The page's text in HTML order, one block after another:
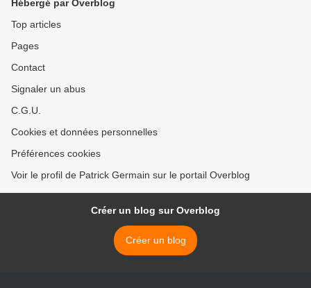
Hébergé par Overblog
Top articles
Pages
Contact
Signaler un abus
C.G.U.
Cookies et données personnelles
Préférences cookies
Voir le profil de Patrick Germain sur le portail Overblog
Créer un blog sur Overblog
Créer un blog